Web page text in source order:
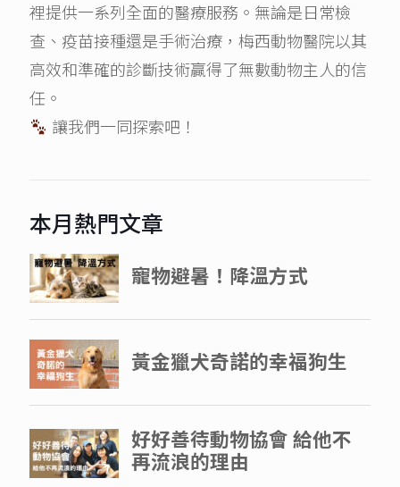
裡提供一系列全面的醫療服務。無論是日常檢
查、疫苗接種還是手術治療，梅西動物醫院以其
高效和準確的診斷技術贏得了無數動物主人的信
任。
讓我們一同探索吧！
本月熱門文章